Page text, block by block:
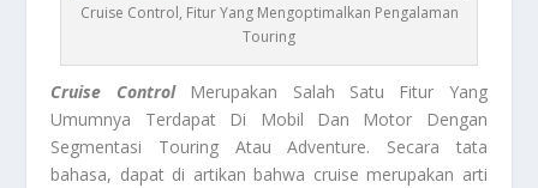
Cruise Control, Fitur Yang Mengoptimalkan Pengalaman
Touring
Cruise ControlMerupakan Salah Satu Fitur Yang
Umumnya Terdapat Di Mobil Dan Motor Dengan
Segmentasi Touring Atau Adventure. Secara tata
bahasa, dapat di artikan bahwa cruise merupakan arti